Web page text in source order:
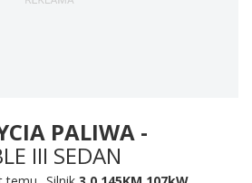
PALIWA -
III SEDAN